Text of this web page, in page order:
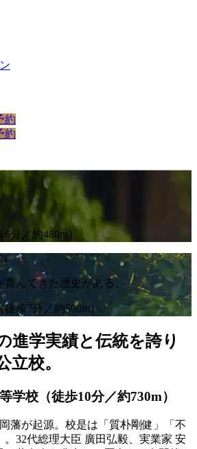
約
約
分／約480m）
育んできた歴史がある。
歩7分／約500m）
進学実績と伝統を誇り
立校。
学校 （徒歩10分／約730m）
藩が起源。校是は「質朴剛健」「不
32代総理大臣 廣田弘毅、実業家 安